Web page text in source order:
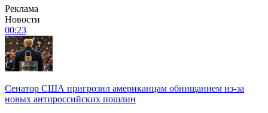
Реклама
Новости
00:23
Сенатор США пригрозил американцам обнищанием из-за
новых антироссийских пошлин